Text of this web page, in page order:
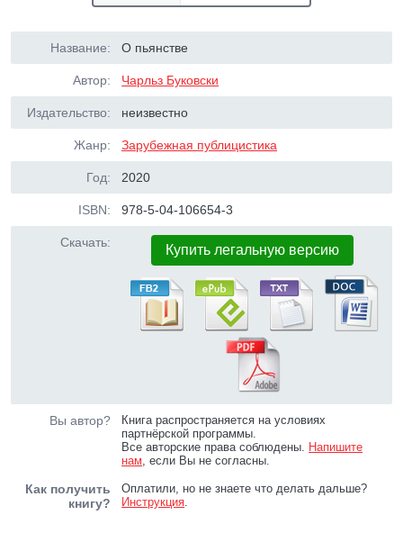
Название: О пьянстве
Автор: Чарльз Буковски
Издательство: неизвестно
Жанр: Зарубежная публицистика
Год: 2020
ISBN: 978-5-04-106654-3
Скачать: Купить легальную версию
Вы автор?
Книга распространяется на условиях
партнёрской программы.
Все авторские права соблюдены. Напишите
нам, если Вы не согласны.
Как получить
книгу?
Оплатили, но не знаете что делать дальше?
Инструкция.